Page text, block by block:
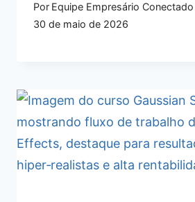
Por Equipe Empresário Conectado
30 de maio de 2026